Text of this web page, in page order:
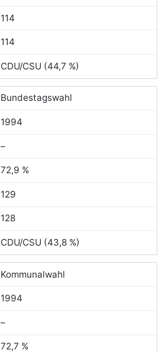
114
114
CDU/CSU (44,7 %)
Bundestagswahl
1994
–
72,9 %
129
128
CDU/CSU (43,8 %)
Kommunalwahl
1994
–
72,7 %